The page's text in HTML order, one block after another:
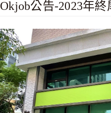
Okjob公告-2023年終